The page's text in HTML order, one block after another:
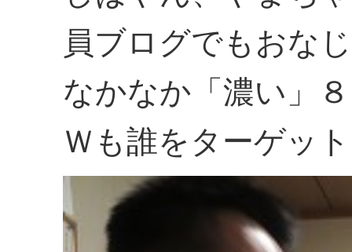
員ブログでもおな
なかなか「濃い」
Ｗも誰をターゲッ